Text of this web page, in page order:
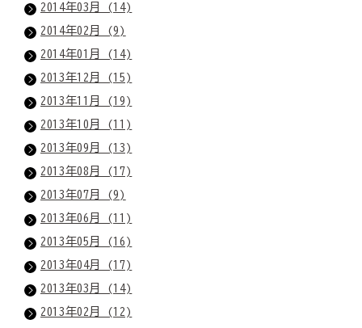
2014年03月 (14)
2014年02月 (9)
2014年01月 (14)
2013年12月 (15)
2013年11月 (19)
2013年10月 (11)
2013年09月 (13)
2013年08月 (17)
2013年07月 (9)
2013年06月 (11)
2013年05月 (16)
2013年04月 (17)
2013年03月 (14)
2013年02月 (12)